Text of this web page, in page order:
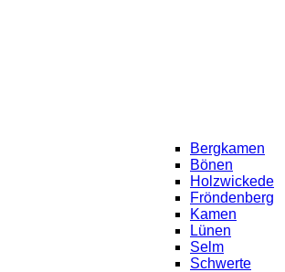
Bergkamen
Bönen
Holzwickede
Fröndenberg
Kamen
Lünen
Selm
Schwerte